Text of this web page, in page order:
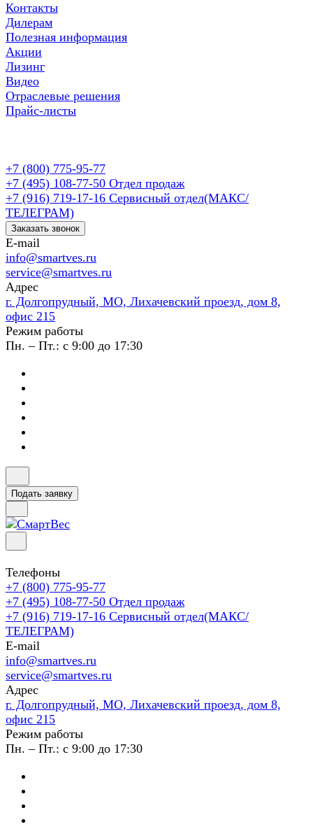
Контакты
Дилерам
Полезная информация
Акции
Лизинг
Видео
Отраслевые решения
Прайс-листы
+7 (800) 775-95-77
+7 (495) 108-77-50 Отдел продаж
+7 (916) 719-17-16 Сервисный отдел(МАКС/
ТЕЛЕГРАМ)
Заказать звонок
E-mail
info@smartves.ru
service@smartves.ru
Адрес
г. Долгопрудный, МО, Лихачевский проезд, дом 8,
офис 215
Режим работы
Пн. – Пт.: с 9:00 до 17:30
Подать заявку
Телефоны
+7 (800) 775-95-77
+7 (495) 108-77-50 Отдел продаж
+7 (916) 719-17-16 Сервисный отдел(МАКС/
ТЕЛЕГРАМ)
E-mail
info@smartves.ru
service@smartves.ru
Адрес
г. Долгопрудный, МО, Лихачевский проезд, дом 8,
офис 215
Режим работы
Пн. – Пт.: с 9:00 до 17:30